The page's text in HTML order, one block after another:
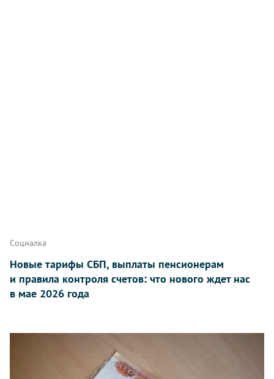
Социалка
Новые тарифы СБП, выплаты пенсионерам
и правила контроля счетов: что нового ждет нас
в мае 2026 года